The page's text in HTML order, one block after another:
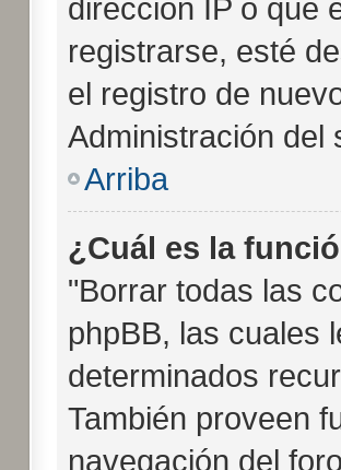
dirección IP o que
registrarse, esté
el registro de
Administración del
Arriba
¿Cuál es la
"Borrar todas las
phpBB, las cuales
determinados
También proveen
navegación del